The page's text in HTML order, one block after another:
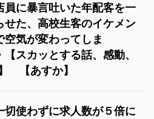
員に暴言吐いた年配客を一
せた、高校生客のイケメン
空気が変わってしま
【スカッとする話、感動、
【あすか】
切使わずに求人数が５倍に